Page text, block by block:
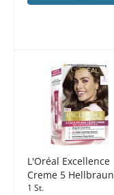
L'Oréal Excellence
Creme 5 Hellbraun
1 St.